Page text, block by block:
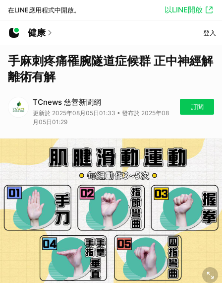
在LINE應用程式中開啟。 以LINE開啟
健康 登入
手麻刺疼痛罹腕隧道症候群 正中神經解
離術有解
TCnews 慈善新聞網
更新於 2025年08月05日01:33 • 發布於 2025年08
月05日01:29
訂閱